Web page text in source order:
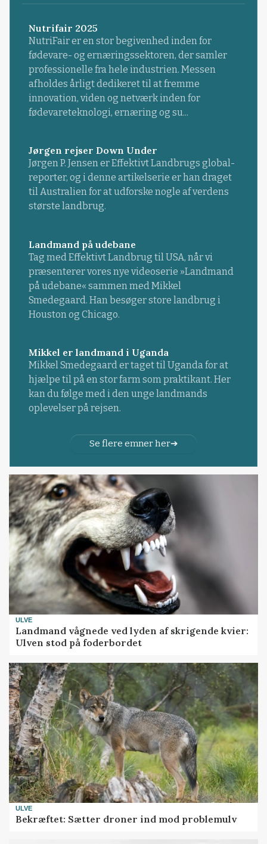
Nutrifair 2025
NutriFair er en stor begivenhed inden for
fødevare- og ernæringssektoren, der samler
professionelle fra hele industrien. Messen
afholdes årligt dedikeret til at fremme
innovation, viden og netværk inden for
fødevareteknologi, ernæring og su...
Jørgen rejser Down Under
Jørgen P. Jensen er Effektivt Landbrugs global-
reporter, og i denne artikelserie er han draget
til Australien for at udforske nogle af verdens
største landbrug.
Landmand på udebane
Tag med Effektivt Landbrug til USA, når vi
præsenterer vores nye videoserie »Landmand
på udebane« sammen med Mikkel
Smedegaard. Han besøger store landbrug i
Houston og Chicago.
Mikkel er landmand i Uganda
Mikkel Smedegaard er taget til Uganda for at
hjælpe til på en stor farm som praktikant. Her
kan du følge med i den unge landmands
oplevelser på rejsen.
Se flere emner her
ULVE
Landmand vågnede ved lyden af skrigende kvier:
Ulven stod på foderbordet
ULVE
Bekræftet: Sætter droner ind mod problemulv